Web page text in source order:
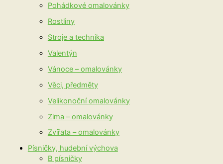
Pohádkové omalovánky
Rostliny
Stroje a technika
Valentýn
Vánoce – omalovánky
Věci, předměty
Velikonoční omalovánky
Zima – omalovánky
Zvířata – omalovánky
Písničky, hudební výchova
B písničky